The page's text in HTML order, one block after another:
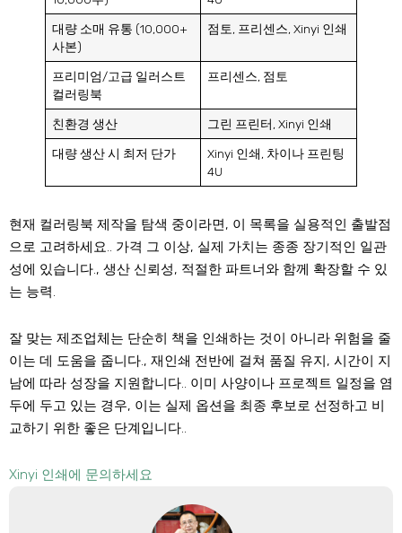
대량 소매 유통 (10,000+
사본)
점토, 프리센스, Xinyi 인쇄
프리미엄/고급 일러스트
컬러링북
프리센스, 점토
친환경 생산 그린 프린터, Xinyi 인쇄
대량 생산 시 최저 단가
Xinyi 인쇄, 차이나 프린팅
4U
현재 컬러링북 제작을 탐색 중이라면, 이 목록을 실용적인 출발점
으로 고려하세요.. 가격 그 이상, 실제 가치는 종종 장기적인 일관
성에 있습니다., 생산 신뢰성, 적절한 파트너와 함께 확장할 수 있
는 능력.
잘 맞는 제조업체는 단순히 책을 인쇄하는 것이 아니라 위험을 줄
이는 데 도움을 줍니다., 재인쇄 전반에 걸쳐 품질 유지, 시간이 지
남에 따라 성장을 지원합니다.. 이미 사양이나 프로젝트 일정을 염
두에 두고 있는 경우, 이는 실제 옵션을 최종 후보로 선정하고 비
교하기 위한 좋은 단계입니다..
Xinyi 인쇄에 문의하세요